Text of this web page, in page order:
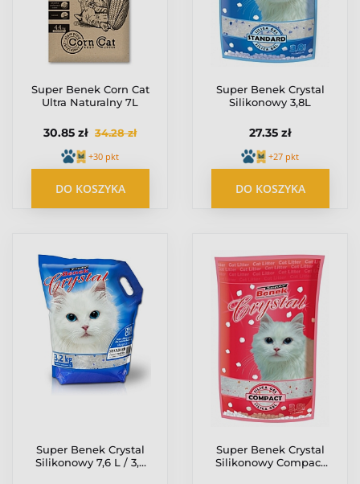
Super Benek Corn Cat
Ultra Naturalny 7L
30.85 zł 34.28 zł
+30 pkt
DO KOSZYKA
Super Benek Crystal
Silikonowy 3,8L
27.35 zł
+27 pkt
DO KOSZYKA
Super Benek Crystal
Silikonowy 7,6 L / 3,2
Super Benek Crystal
Silikonowy Compact